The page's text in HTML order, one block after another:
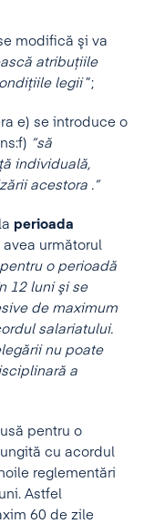
modifică şi va
atribuţiile
legii ”;
e) se introduce o
”să
individuală,
acestora .”
perioada
următorul
o perioadă
12 luni şi se
de maximum
salariatului.
nu poate
a
pentru o
cu acordul
reglementări
Astfel
60 de zile